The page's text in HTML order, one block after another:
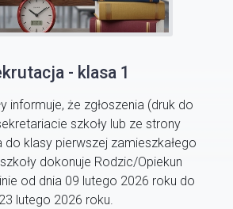
- klasa 1
informuje, że zgłoszenia (druk do
szkoły lub ze strony
do klasy pierwszej zamieszkałego
dokonuje Rodzic/Opiekun
od dnia 09 lutego 2026 roku do
23 lutego 2026 roku.